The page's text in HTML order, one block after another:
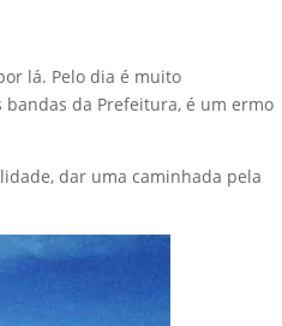
lá. Pelo dia é muito
da Prefeitura, é um ermo
dar uma caminhada pela